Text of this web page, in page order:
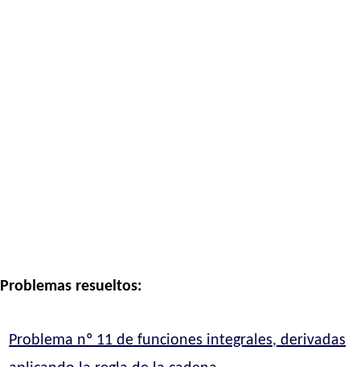
Problemas resueltos:
Problema nº 11 de funciones integrales, derivadas